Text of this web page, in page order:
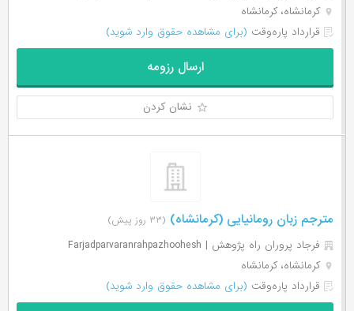
کرمانشاه، کرمانشاه
قرارداد پاره‌وقت (برای مشاهده حقوق وارد شوید)
ارسال رزومه
نشان کردن
مترجم زبان رومانیایی (کرمانشاه) (۳۳ روز پیش)
فرجاد پروران راه پژوهش | Farjadparvaranrahpazhoohesh
کرمانشاه، کرمانشاه
قرارداد پاره‌وقت (برای مشاهده حقوق وارد شوید)